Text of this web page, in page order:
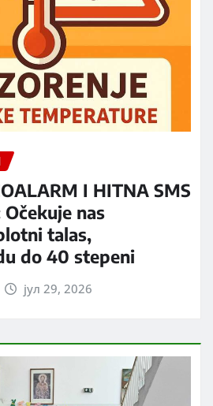
I HITNA SMS
Očekuje nas
talas,
do 40 stepeni
јул 29, 2026